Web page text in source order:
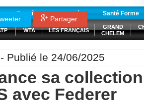
Entraînement Santé Forme
WTA LES FRANÇAIS
GRAND
CHELEM
Partager
Publié le 24/06/2025
sa
avec Federer